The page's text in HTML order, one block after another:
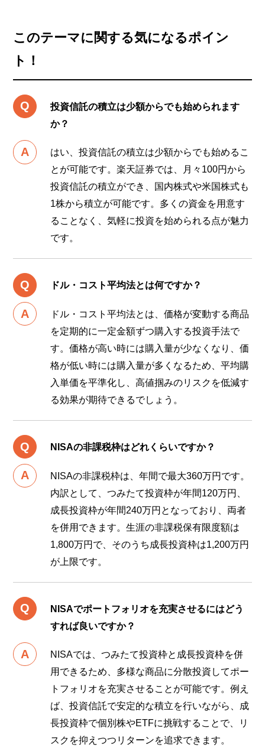
このテーマに関する気になるポイン
ト！
投資信託の積立は少額からでも始められます
か？
はい、投資信託の積立は少額からでも始めるこ
とが可能です。楽天証券では、月々100円から
投資信託の積立ができ、国内株式や米国株式も
1株から積立が可能です。多くの資金を用意す
ることなく、気軽に投資を始められる点が魅力
です。
ドル・コスト平均法とは何ですか？
ドル・コスト平均法とは、価格が変動する商品
を定期的に一定金額ずつ購入する投資手法で
す。価格が高い時には購入量が少なくなり、価
格が低い時には購入量が多くなるため、平均購
入単価を平準化し、高値掴みのリスクを低減す
る効果が期待できるでしょう。
NISAの非課税枠はどれくらいですか？
NISAの非課税枠は、年間で最大360万円です。
内訳として、つみたて投資枠が年間120万円、
成長投資枠が年間240万円となっており、両者
を併用できます。生涯の非課税保有限度額は
1,800万円で、そのうち成長投資枠は1,200万円
が上限です。
NISAでポートフォリオを充実させるにはどう
すれば良いですか？
NISAでは、つみたて投資枠と成長投資枠を併
用できるため、多様な商品に分散投資してポー
トフォリオを充実させることが可能です。例え
ば、投資信託で安定的な積立を行いながら、成
長投資枠で個別株やETFに挑戦することで、リ
スクを抑えつつリターンを追求できます。